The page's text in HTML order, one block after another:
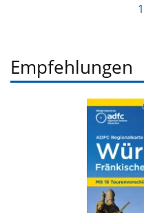
Empfehlungen